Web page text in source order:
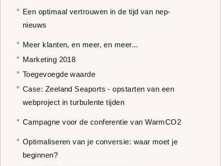
Een optimaal vertrouwen in de tijd van nep-
nieuws
Meer klanten, en meer, en meer...
Marketing 2018
Toegevoegde waarde
Case: Zeeland Seaports - opstarten van een
webproject in turbulente tijden
Campagne voor de conferentie van WarmCO2
Optimaliseren van je conversie: waar moet je
beginnen?